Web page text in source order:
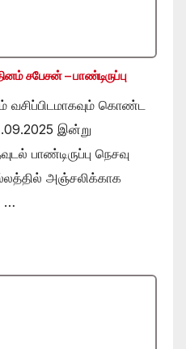
சபேசன் – பாண்டிருப்பு
வசிப்பிடமாகவும் கொண்ட
இன்று
பாண்டிருப்பு நெசவு
அஞ்சலிக்காக
…